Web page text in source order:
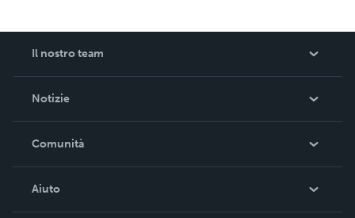
Il nostro team
Informazioni su Lulu
Notizie
Nelle notizie
Comunità
Blog
Aiuto